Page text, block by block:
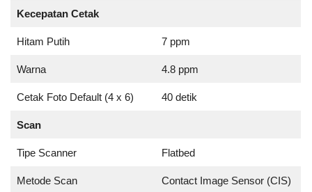
Kecepatan Cetak
Hitam Putih 7 ppm
Warna 4.8 ppm
Cetak Foto Default (4 x 6) 40 detik
Scan
Tipe Scanner Flatbed
Metode Scan Contact Image Sensor (CIS)